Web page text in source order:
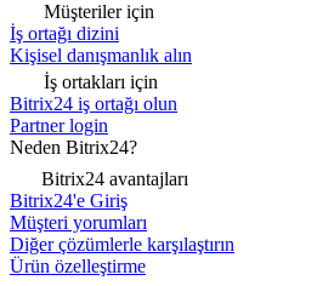
Müşteriler için
İş ortağı dizini
Kişisel danışmanlık alın
İş ortakları için
Bitrix24 iş ortağı olun
Partner login
Neden Bitrix24?
Bitrix24 avantajları
Bitrix24'e Giriş
Müşteri yorumları
Diğer çözümlerle karşılaştırın
Ürün özelleştirme